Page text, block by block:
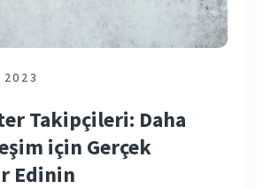
Takipçileri: Daha
için Gerçek
Edinin